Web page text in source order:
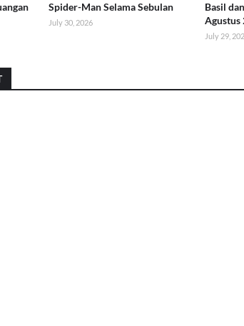
Spider-Man Selama Sebulan
July 30, 2026
Basil
Agustus
July 29,